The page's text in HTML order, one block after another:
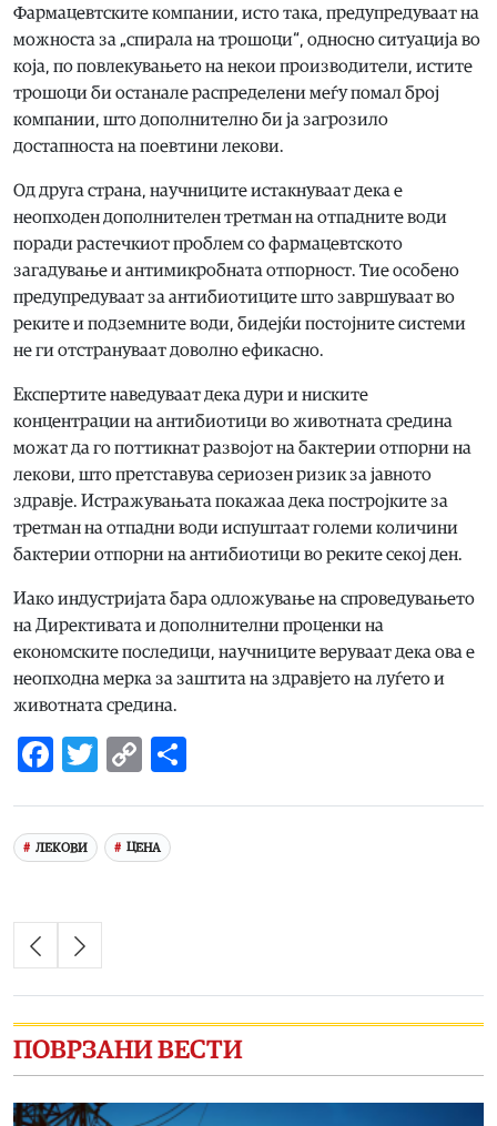
Фармацевтските компании, исто така, предупредуваат на
можноста за „спирала на трошоци“, односно ситуација во
која, по повлекувањето на некои производители, истите
трошоци би останале распределени меѓу помал број
компании, што дополнително би ја загрозило
достапноста на поевтини лекови.
Од друга страна, научниците истакнуваат дека е
неопходен дополнителен третман на отпадните води
поради растечкиот проблем со фармацевтското
загадување и антимикробната отпорност. Тие особено
предупредуваат за антибиотиците што завршуваат во
реките и подземните води, бидејќи постојните системи
не ги отстрануваат доволно ефикасно.
Експертите наведуваат дека дури и ниските
концентрации на антибиотици во животната средина
можат да го поттикнат развојот на бактерии отпорни на
лекови, што претставува сериозен ризик за јавното
здравје. Истражувањата покажаа дека постројките за
третман на отпадни води испуштаат големи количини
бактерии отпорни на антибиотици во реките секој ден.
Иако индустријата бара одложување на спроведувањето
на Директивата и дополнителни проценки на
економските последици, научниците веруваат дека ова е
неопходна мерка за заштита на здравјето на луѓето и
животната средина.
Facebook
Twitter
Copy
ЛЕКОВИ ЦЕНА
ПОВРЗАНИ ВЕСТИ